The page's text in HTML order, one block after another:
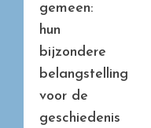
gemeen:
hun
bijzondere
belangstelling
voor de
geschiedenis